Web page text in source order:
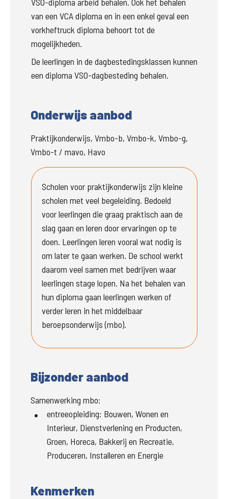
van een VCA diploma en in een enkel geval een
vorkheftruck diploma behoort tot de
mogelijkheden.
De leerlingen in de dagbestedingsklassen kunnen
een diploma VSO-dagbesteding behalen.
Onderwijs aanbod
Praktijkonderwijs, Vmbo-b, Vmbo-k, Vmbo-g,
Vmbo-t / mavo, Havo
Scholen voor praktijkonderwijs zijn kleine
scholen met veel begeleiding. Bedoeld
voor leerlingen die graag praktisch aan de
slag gaan en leren door ervaringen op te
doen. Leerlingen leren vooral wat nodig is
om later te gaan werken. De school werkt
daarom veel samen met bedrijven waar
leerlingen stage lopen. Na het behalen van
hun diploma gaan leerlingen werken of
verder leren in het middelbaar
beroepsonderwijs (mbo).
Bijzonder aanbod
Samenwerking mbo:
entreeopleiding: Bouwen, Wonen en
Interieur, Dienstverlening en Producten,
Groen, Horeca, Bakkerij en Recreatie,
Produceren, Installeren en Energie
Kenmerken